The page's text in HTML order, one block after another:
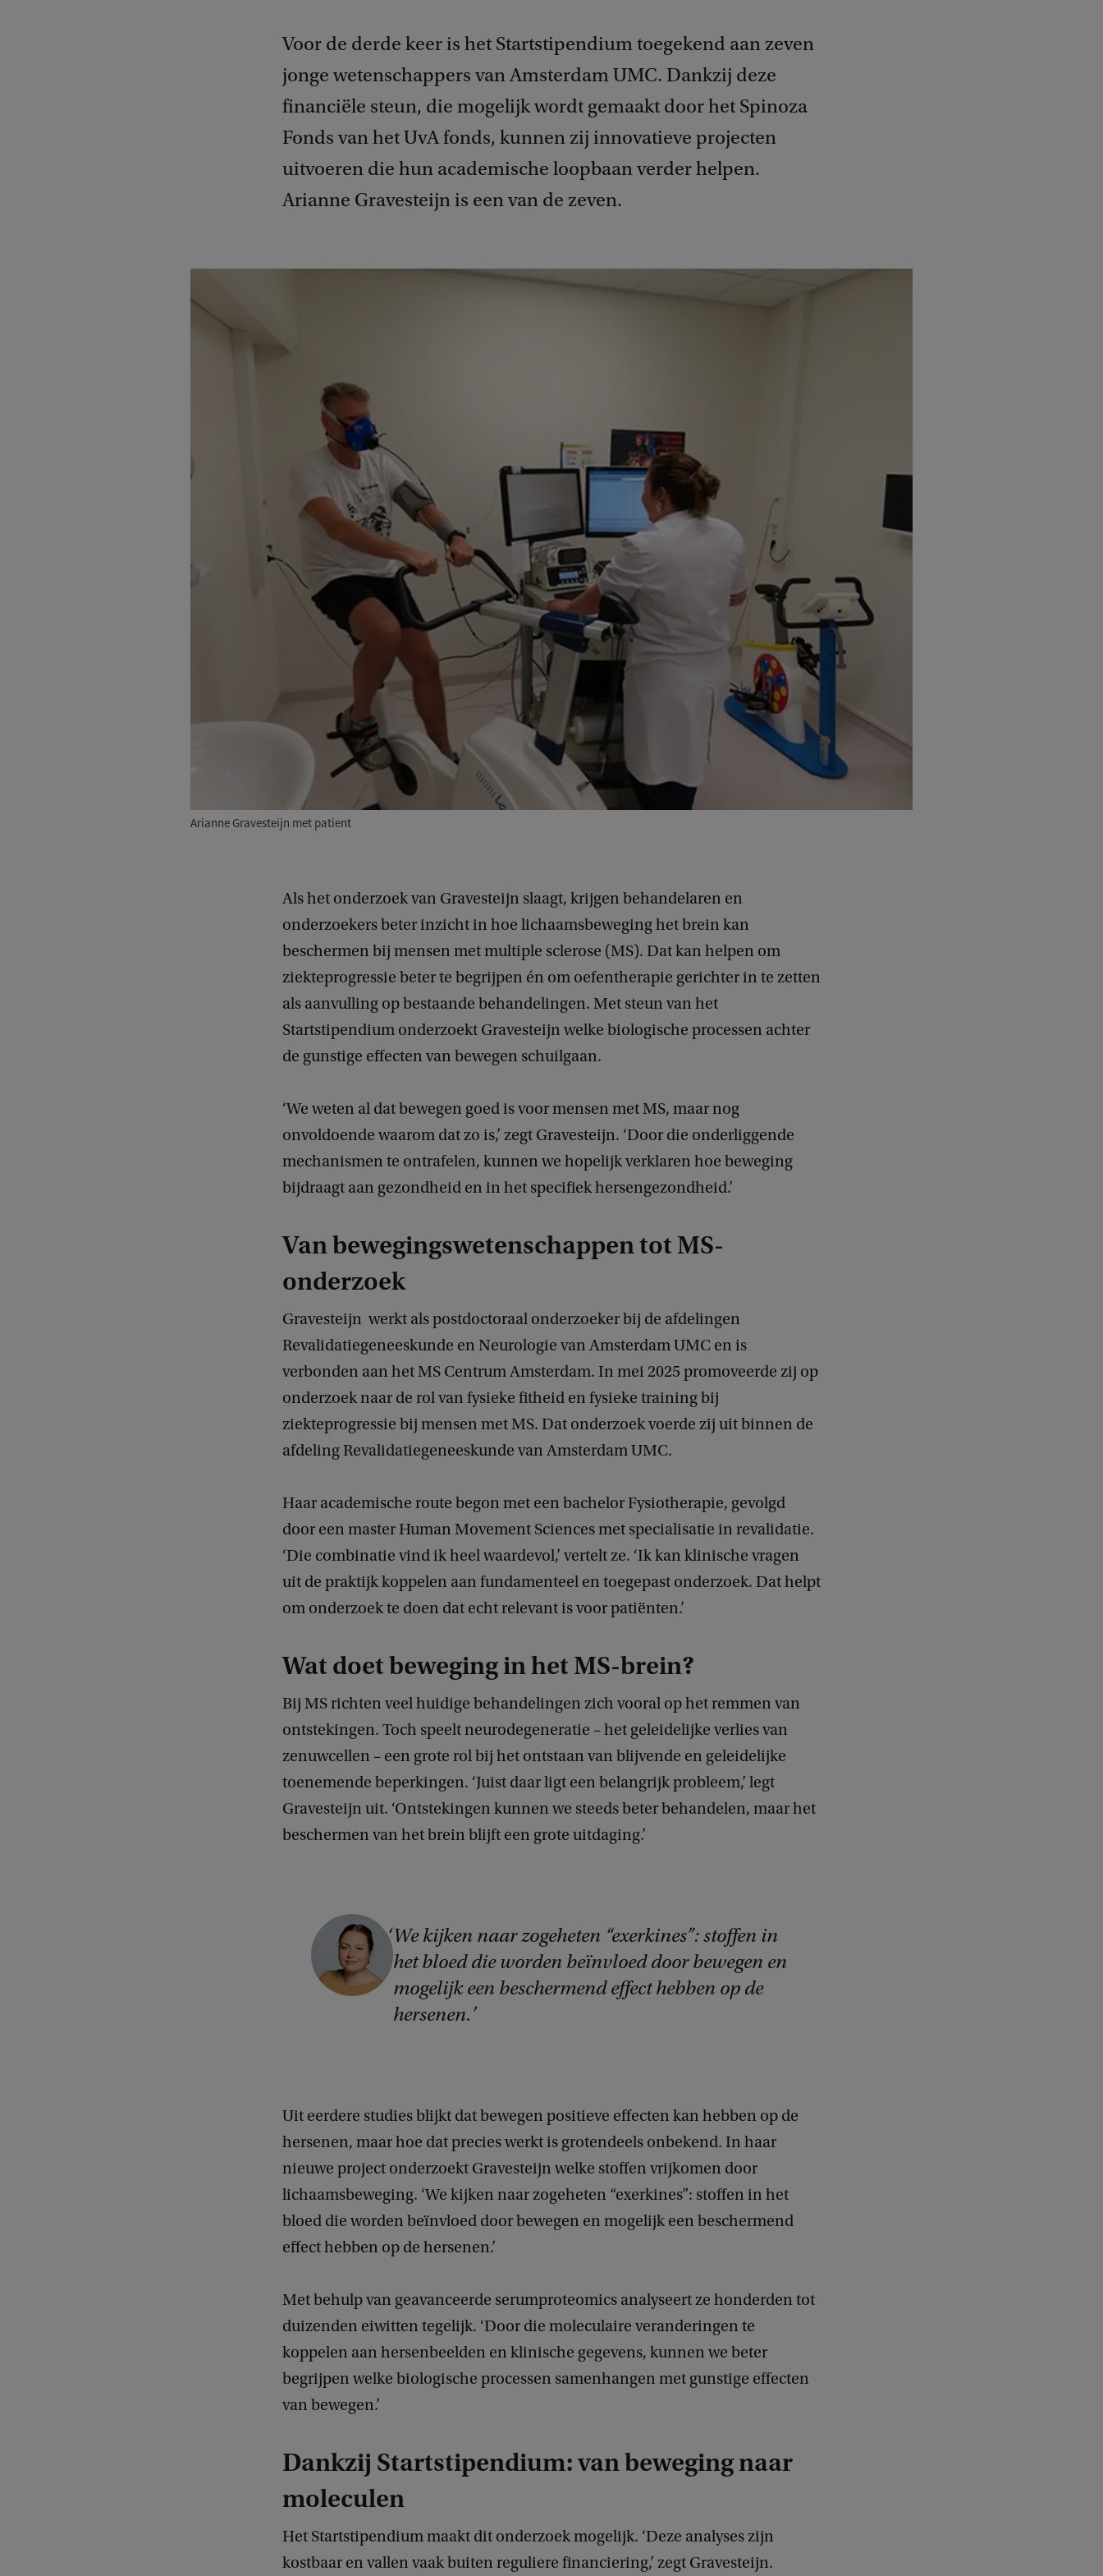
Voor de derde keer is het Startstipendium toegekend aan zeven
jonge wetenschappers van Amsterdam UMC. Dankzij deze
financiële steun, die mogelijk wordt gemaakt door het Spinoza
Fonds van het UvA fonds, kunnen zij innovatieve projecten
uitvoeren die hun academische loopbaan verder helpen.
Arianne Gravesteijn is een van de zeven.
Arianne Gravesteijn met patient
Als het onderzoek van Gravesteijn slaagt, krijgen behandelaren en
onderzoekers beter inzicht in hoe lichaamsbeweging het brein kan
beschermen bij mensen met multiple sclerose (MS). Dat kan helpen om
ziekteprogressie beter te begrijpen én om oefentherapie gerichter in te zetten
als aanvulling op bestaande behandelingen. Met steun van het
Startstipendium onderzoekt Gravesteijn welke biologische processen achter
de gunstige effecten van bewegen schuilgaan.
‘We weten al dat bewegen goed is voor mensen met MS, maar nog
onvoldoende waarom dat zo is,’ zegt Gravesteijn. ‘Door die onderliggende
mechanismen te ontrafelen, kunnen we hopelijk verklaren hoe beweging
bijdraagt aan gezondheid en in het specifiek hersengezondheid.’
Van bewegingswetenschappen tot MS-
onderzoek
Gravesteijn werkt als postdoctoraal onderzoeker bij de afdelingen
Revalidatiegeneeskunde en Neurologie van Amsterdam UMC en is
verbonden aan het MS Centrum Amsterdam. In mei 2025 promoveerde zij op
onderzoek naar de rol van fysieke fitheid en fysieke training bij
ziekteprogressie bij mensen met MS. Dat onderzoek voerde zij uit binnen de
afdeling Revalidatiegeneeskunde van Amsterdam UMC.
Haar academische route begon met een bachelor Fysiotherapie, gevolgd
door een master Human Movement Sciences met specialisatie in revalidatie.
‘Die combinatie vind ik heel waardevol,’ vertelt ze. ‘Ik kan klinische vragen
uit de praktijk koppelen aan fundamenteel en toegepast onderzoek. Dat helpt
om onderzoek te doen dat echt relevant is voor patiënten.’
Wat doet beweging in het MS-brein?
Bij MS richten veel huidige behandelingen zich vooral op het remmen van
ontstekingen. Toch speelt neurodegeneratie – het geleidelijke verlies van
zenuwcellen – een grote rol bij het ontstaan van blijvende en geleidelijke
toenemende beperkingen. ‘Juist daar ligt een belangrijk probleem,’ legt
Gravesteijn uit. ‘Ontstekingen kunnen we steeds beter behandelen, maar het
beschermen van het brein blijft een grote uitdaging.’
C
o
p
h
t
:
A
r
i
n
n
e
G
r
v
s
t
e
We kijken naar zogeheten “exerkines”: stoffen in
het bloed die worden beïnvloed door bewegen en
mogelijk een beschermend effect hebben op de
hersenen.
Uit eerdere studies blijkt dat bewegen positieve effecten kan hebben op de
hersenen, maar hoe dat precies werkt is grotendeels onbekend. In haar
nieuwe project onderzoekt Gravesteijn welke stoffen vrijkomen door
lichaamsbeweging. ‘We kijken naar zogeheten “exerkines”: stoffen in het
bloed die worden beïnvloed door bewegen en mogelijk een beschermend
effect hebben op de hersenen.’
Met behulp van geavanceerde serumproteomics analyseert ze honderden tot
duizenden eiwitten tegelijk. ‘Door die moleculaire veranderingen te
koppelen aan hersenbeelden en klinische gegevens, kunnen we beter
begrijpen welke biologische processen samenhangen met gunstige effecten
van bewegen.’
Dankzij Startstipendium: van beweging naar
moleculen
Het Startstipendium maakt dit onderzoek mogelijk. ‘Deze analyses zijn
kostbaar en vallen vaak buiten reguliere financiering,’ zegt Gravesteijn.